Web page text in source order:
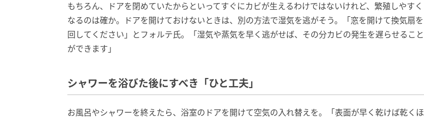
もちろん、ドアを閉めていたからといってすぐにカビが生えるわけではないけれど、繁殖しやすく
なるのは確か。ドアを開けておけないときは、別の方法で湿気を逃がそう。「窓を開けて換気扇を
回してください」とフォルテ氏。「湿気や蒸気を早く逃がせば、その分カビの発生を遅らせること
ができます」
シャワーを浴びた後にすべき「ひと工夫」
お風呂やシャワーを終えたら、浴室のドアを開けて空気の入れ替えを。「表面が早く乾けば乾くほ